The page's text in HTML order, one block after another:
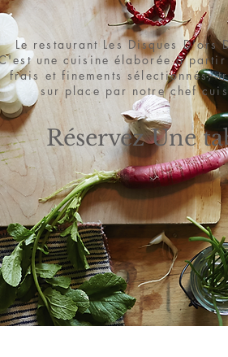
Le restaurant Les Disques D'ors
une cuisine élaborée à
frais et finementssélectionnés,
sur place par notre chef
Réservez Une